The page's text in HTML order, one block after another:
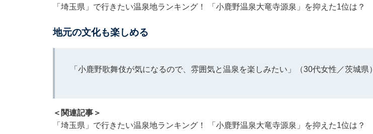
「埼玉県」で行きたい温泉地ランキング！ 「小鹿野温泉大竜寺源泉」を抑えた1位は？
地元の文化も楽しめる
「小鹿野歌舞伎が気になるので、雰囲気と温泉を楽しみたい」（30代女性／茨城県）
＜関連記事＞
「埼玉県」で行きたい温泉地ランキング！ 「小鹿野温泉大竜寺源泉」を抑えた1位は？